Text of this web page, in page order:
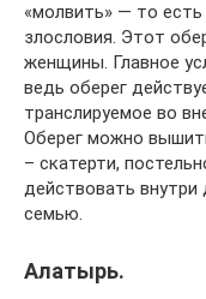
«молвить» — то есть
злословия. Этот
женщины. Главное
ведь оберег
транслируемое во
Оберег можно
– скатерти,
действовать
семью.
Алатырь.